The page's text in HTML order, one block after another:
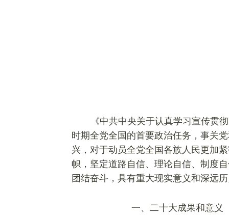
《中共中央关于认真学习宣传贯
时期全党全国的首要政治任务，事关
兴，对于动员全党全国各族人民更加
帜，坚定道路自信、理论自信、制度
团结奋斗，具有重大现实意义和深远
一、二十大成果和意义